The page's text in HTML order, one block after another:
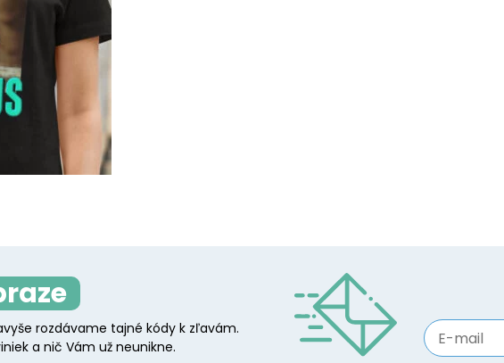
rozdávame tajné kódy k zľavám.
a nič Vám už neunikne.